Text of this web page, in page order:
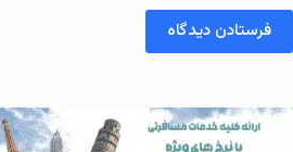
فرستادن دیدگاه